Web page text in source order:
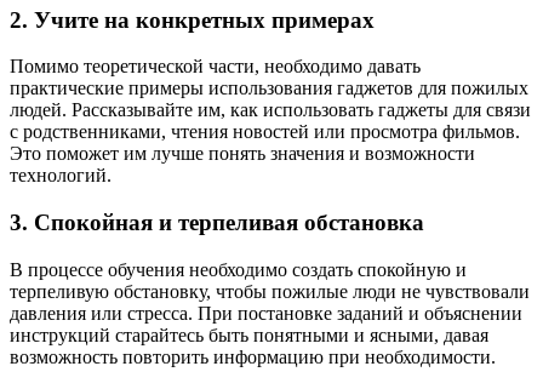
2. Учите на конкретных примерах
Помимо теоретической части, необходимо давать
практические примеры использования гаджетов для пожилых
людей. Рассказывайте им, как использовать гаджеты для связи
с родственниками, чтения новостей или просмотра фильмов.
Это поможет им лучше понять значения и возможности
технологий.
3. Спокойная и терпеливая обстановка
В процессе обучения необходимо создать спокойную и
терпеливую обстановку, чтобы пожилые люди не чувствовали
давления или стресса. При постановке заданий и объяснении
инструкций старайтесь быть понятными и ясными, давая
возможность повторить информацию при необходимости.